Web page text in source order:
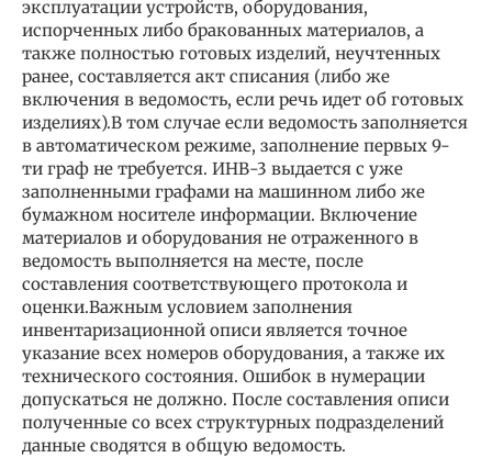
эксплуатации устройств, оборудования,
испорченных либо бракованных материалов, а
также полностью готовых изделий, неучтенных
ранее, составляется акт списания (либо же
включения в ведомость, если речь идет об готовых
изделиях).В том случае если ведомость заполняется
в автоматическом режиме, заполнение первых 9-
ти граф не требуется. ИНВ-3 выдается с уже
заполненными графами на машинном либо же
бумажном носителе информации. Включение
материалов и оборудования не отраженного в
ведомость выполняется на месте, после
составления соответствующего протокола и
оценки.Важным условием заполнения
инвентаризационной описи является точное
указание всех номеров оборудования, а также их
технического состояния. Ошибок в нумерации
допускаться не должно. После составления описи
полученные со всех структурных подразделений
данные сводятся в общую ведомость.